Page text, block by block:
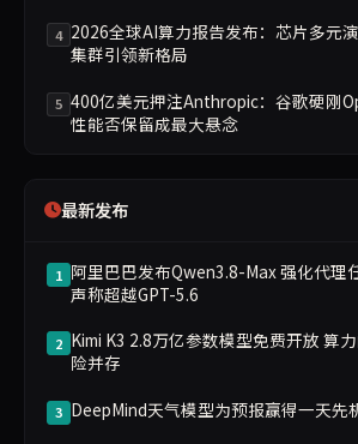
4 2026全球AI算力报告发布：芯片多元
集群引领新格局
5 400亿美元押注Anthropic：谷歌硬刚
性能否保留成最大悬念
最新发布
1 阿里巴巴发布Qwen3.8-Max 强化代理
声称超越GPT-5.6
2 Kimi K3 2.8万亿参数模型免费开放 算
险并存
3 DeepMind天气模型为预报赢得一天先